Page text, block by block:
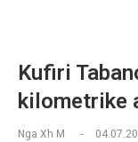
Kufiri
kilometrike
Nga Xh M